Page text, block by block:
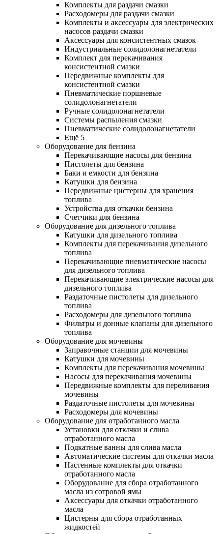
Комплекты для раздачи смазки
Расходомеры для раздачи смазки
Комплекты и аксессуары для электрических
насосов раздачи смазки
Аксессуары для консистентных смазок
Индустриальные солидолонагнетатели
Комплект для перекачивания
консистентной смазки
Передвижные комплекты для
консистентной смазки
Пневматические поршневые
солидолонагнетатели
Ручные солидолонагнетатели
Системы распыления смазки
Пневматические солидолонагнетатели
Ещё 5
Оборудование для бензина
Перекачивающие насосы для бензина
Пистолеты для бензина
Баки и емкости для бензина
Катушки для бензина
Передвижные цистерны для хранения
топлива
Устройства для откачки бензина
Счетчики для бензина
Оборудование для дизельного топлива
Катушки для дизельного топлива
Комплекты для перекачивания дизельного
топлива
Перекачивающие пневматические насосы
для дизельного топлива
Перекачивающие электрические насосы для
дизельного топлива
Раздаточные пистолеты для дизельного
топлива
Расходомеры для дизельного топлива
Фильтры и донные клапаны для дизельного
топлива
Оборудование для мочевины
Заправочные станции для мочевины
Катушки для мочевины
Комплекты для перекачивания мочевины
Насосы для перекачивания мочевины
Передвижные комплекты для переливания
мочевины
Раздаточные пистолеты для мочевины
Расходомеры для мочевины
Оборудование для отработанного масла
Установки для откачки и слива
отработанного масла
Подкатные ванны для слива масла
Автоматические системы для откачки масла
Настенные комплекты для откачки
отработанного масла
Оборудование для сбора отработанного
масла из сотровой ямы
Аксессуары для откачки отработанного
масла
Цистерны для сбора отработанных
жидкостей